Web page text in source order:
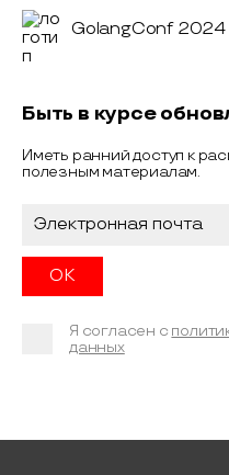
GolangConf 2024
Быть в курсе
Иметь ранний доступ к
полезным материалам.
Я согласен с
данных